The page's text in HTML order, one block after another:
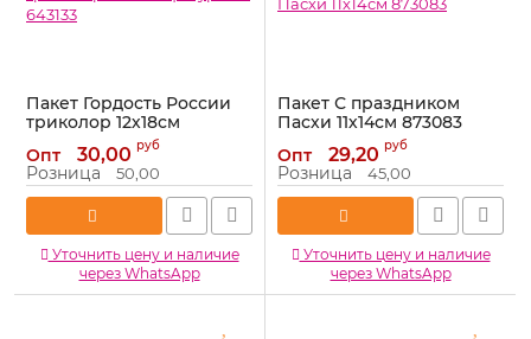
Пакет Гордость России
триколор 12х18см
фигурный 643133
Артикул: 643133
Опт 30,00 руб
Розница 50,00
Уточнить цену и наличие
через WhatsApp
Пакет С праздником
Пасхи 11х14см 873083
Артикул: 873083
Опт 29,20 руб
Розница 45,00
Уточнить цену и наличие
через WhatsApp